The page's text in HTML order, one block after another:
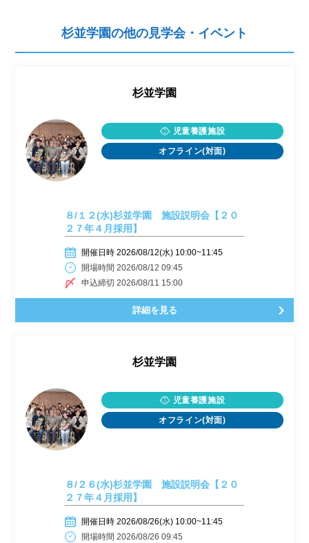
杉並学園の他の見学会・イベント
杉並学園
児童養護施設
オフライン(対面)
８/１２(水)杉並学園 施設説明会【２０
２７年４月採用】
開催日時 2026/08/12(水) 10:00~11:45
開場時間 2026/08/12 09:45
申込締切 2026/08/11 15:00
詳細を見る
杉並学園
児童養護施設
オフライン(対面)
８/２６(水)杉並学園 施設説明会【２０
２７年４月採用】
開催日時 2026/08/26(水) 10:00~11:45
開場時間 2026/08/26 09:45